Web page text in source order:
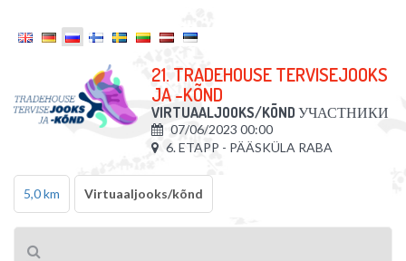
21. TRADEHOUSE TERVISEJOOKS
JA -KÕND
VIRTUAALJOOKS/KÕND УЧАСТНИКИ
07/06/2023 00:00
6. ETAPP - PÄÄSKÜLA RABA
5,0 km Virtuaaljooks/kõnd